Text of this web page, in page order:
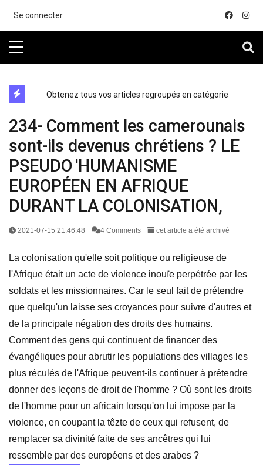
Se connecter
Obtenez tous vos articles regroupés en catégorie
234- Comment les camerounais
sont-ils devenus chrétiens ? LE
PSEUDO 'HUMANISME
EUROPÉEN EN AFRIQUE
DURANT LA COLONISATION,
2021-07-15 21:46:48 4 Comments cet article a été archivé
La colonisation qu'elle soit politique ou religieuse de
l'Afrique était un acte de violence inouïe perpétrée par les
soldats et les missionnaires. Car le seul fait de prétendre
que quelqu'un laisse ses croyances pour suivre d'autres et
de la principale négation des droits des humains.
Comment des gens qui continuent de financer des
évangéliques pour abrutir les populations des villages les
plus réculés de l'Afrique peuvent-ils continuer à prétendre
donner des leçons de droit de l'homme ? Où sont les droits
de l'homme pour un africain lorsqu'on lui impose par la
violence, en coupant la têzte de ceux qui refusent, de
remplacer sa divinité faite de ses ancêtres qui lui
ressemble par des européens et des arabes ?